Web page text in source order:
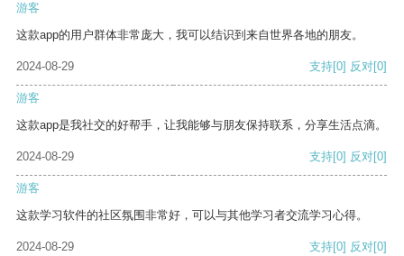
游客
这款app的用户群体非常庞大，我可以结识到来自世界各地的朋友。
2024-08-29 支持[0] 反对[0]
游客
这款app是我社交的好帮手，让我能够与朋友保持联系，分享生活点滴。
2024-08-29 支持[0] 反对[0]
游客
这款学习软件的社区氛围非常好，可以与其他学习者交流学习心得。
2024-08-29 支持[0] 反对[0]